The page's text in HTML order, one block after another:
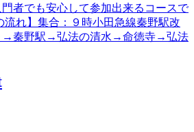
者でも安心して参加出来るコースで
流れ】集合：９時小田急線秦野駅改
→秦野駅→弘法の清水→命徳寺→弘法